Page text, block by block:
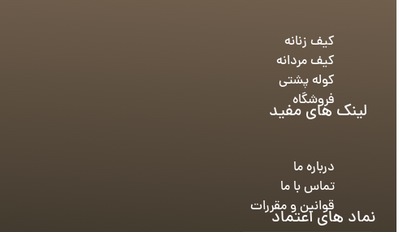
کیف زنانه
کیف مردانه
کوله پشتی
فروشگاه
لینک های مفید
درباره ما
تماس با ما
قوانین و مقررات
نماد های اعتماد